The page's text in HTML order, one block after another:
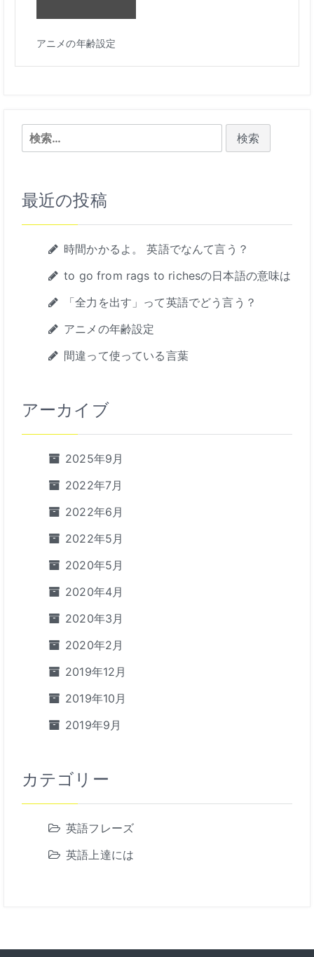
アニメの年齢設定
検
索:
最近の投稿
時間かかるよ。 英語でなんて言う？
to go from rags to richesの日本語の意味は
「全力を出す」って英語でどう言う？
アニメの年齢設定
間違って使っている言葉
アーカイブ
2025年9月
2022年7月
2022年6月
2022年5月
2020年5月
2020年4月
2020年3月
2020年2月
2019年12月
2019年10月
2019年9月
カテゴリー
英語フレーズ
英語上達には